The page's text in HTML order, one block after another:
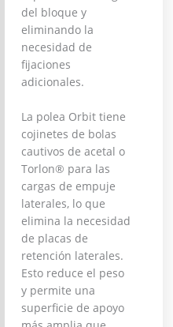
del bloque y
eliminando la
necesidad de
fijaciones
adicionales.
La polea Orbit tiene
cojinetes de bolas
cautivos de acetal o
Torlon® para las
cargas de empuje
laterales, lo que
elimina la necesidad
de placas de
retención laterales.
Esto reduce el peso
y permite una
superficie de apoyo